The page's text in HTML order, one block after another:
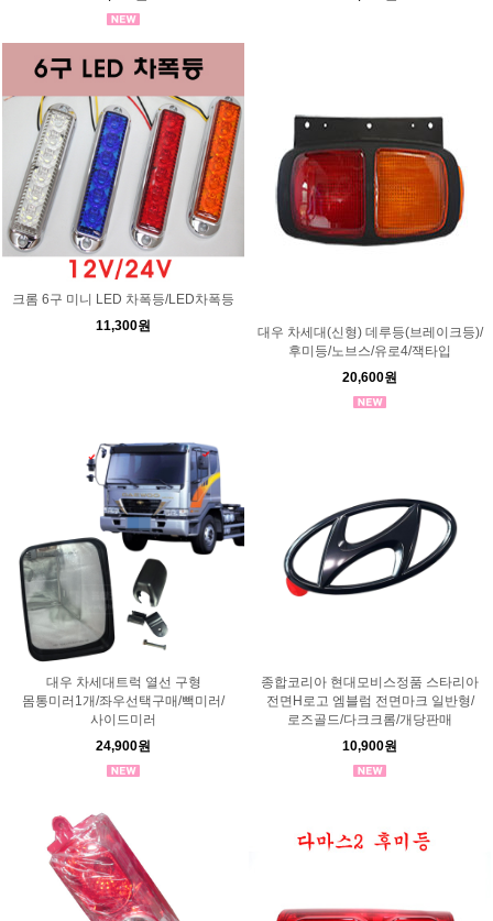
크롬 6구 미니 LED 차폭등/LED차폭등
11,300원
대우 차세대(신형) 데루등(브레이크등)/
후미등/노브스/유로4/잭타입
20,600원
대우 차세대트럭 열선 구형
몸통미러1개/좌우선택구매/빽미러/
사이드미러
24,900원
종합코리아 현대모비스정품 스타리아
전면H로고 엠블럼 전면마크 일반형/
로즈골드/다크크롬/개당판매
10,900원